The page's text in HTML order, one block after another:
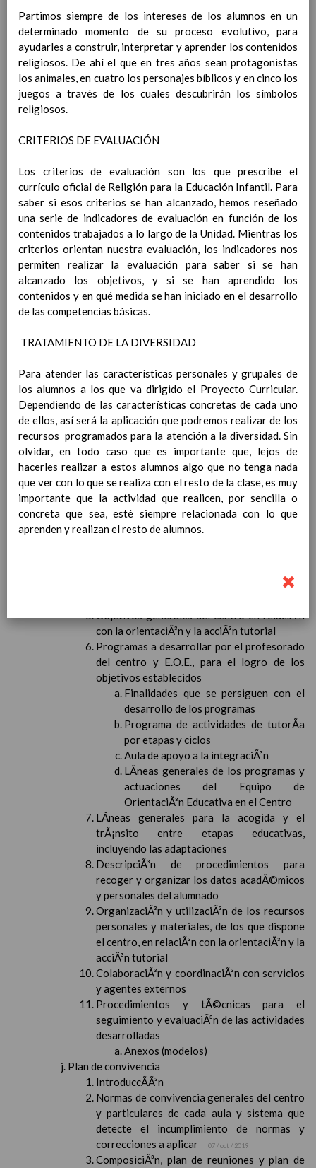
horario individual del profesorado, y la dedicaciÃ³n
de las personas responsables de los Ã³rganos de
coordinaciÃ³n docente, asÃ­ como la asignaciÃ³n de
tutorÃ­as y agrupamientos de alumnado.
Normativa relacionada
Criterios pedagÃ³gicos para la asignaciÃ³n
Plan de atenciÃ³n a la diversidad.
DetecciÃ³n durante el proceso de nueva
DetecciÃ³n durante el proceso de
enseÃ±anza-aprendizaje
Procedimiento general a seguir tras la
detecciÃ³n de indicios de NEAE
El procedimiento de solicitud de evaluaciÃ³n
psicopedagÃ³gica
OrganizaciÃ³n de la respuesta educativa
AtenciÃ³n educativa diferente a la
ordinaria para cada alumno/a NEAE
Medidas de atenciÃ³n al alumnado de
IntroducciÃ³n
Objetivos de PAD
Actuaciones preventivas
Plan de orientaciÃ³n y acciÃ³n tutorial
IntroducciÃ³n
Medidas de acogida e integraciÃ³n para el
alumnado con necesidades educativas
especiales
CoordinaciÃ³n entre los miembros de los eq.
Docentes, tutores/as, asÃ­ como, entre el
profesorado del centro y EOE
coordinaciÃ³n con las familias. TutorÃ­a
Objetivos generales del centro en relaciÃ³n
con la orientaciÃ³n y la acciÃ³n tutorial
Programas a desarrollar por el profesorado
del centro y E.O.E., para el logro de los
objetivos establecidos
Finalidades que se persiguen con el
desarrollo de los programas
Programa de actividades de tutorÃ­a
por etapas y ciclos
Aula de apoyo a la integraciÃ³n
LÃ­neas generales de los programas y
actuaciones del Equipo de
OrientaciÃ³n Educativa en el Centro
LÃ­neas generales para la acogida y el
trÃ¡nsito entre etapas educativas,
incluyendo las adaptaciones
DescripciÃ³n de procedimientos para
recoger y organizar los datos acadÃ©micos
y personales del alumnado
OrganizaciÃ³n y utilizaciÃ³n de los recursos
personales y materiales, de los que dispone
el centro, en relaciÃ³n con la orientaciÃ³n y la
acciÃ³n tutorial
ColaboraciÃ³n y coordinaciÃ³n con servicios
y agentes externos
Procedimientos y tÃ©cnicas para el
seguimiento y evaluaciÃ³n de las actividades
desarrolladas
Anexos (modelos)
Plan de convivencia
IntroduccÃ­Ã³n
Normas de convivencia generales del centro
y particulares de cada aula y sistema que
detecte el incumplimiento de normas y
correcciones a aplicar
07 / oct / 2019
ComposiciÃ³n, plan de reuniones y plan de
Partimos siempre de los intereses de los alumnos en un
determinado momento de su proceso evolutivo, para
ayudarles a construir, interpretar y aprender los contenidos
religiosos. De ahí el que en tres años sean protagonistas
los animales, en cuatro los personajes bíblicos y en cinco los
juegos a través de los cuales descubrirán los símbolos
religiosos.
CRITERIOS DE EVALUACIÓN
Los criterios de evaluación son los que prescribe el
currículo oficial de Religión para la Educación Infantil. Para
saber si esos criterios se han alcanzado, hemos reseñado
una serie de indicadores de evaluación en función de los
contenidos trabajados a lo largo de la Unidad. Mientras los
criterios orientan nuestra evaluación, los indicadores nos
permiten realizar la evaluación para saber si se han
alcanzado los objetivos, y si se han aprendido los
contenidos y en qué medida se han iniciado en el desarrollo
de las competencias básicas.
TRATAMIENTO DE LA DIVERSIDAD
Para atender las características personales y grupales de
los alumnos a los que va dirigido el Proyecto Curricular.
Dependiendo de las características concretas de cada uno
de ellos, así será la aplicación que podremos realizar de los
recursos programados para la atención a la diversidad. Sin
olvidar, en todo caso que es importante que, lejos de
hacerles realizar a estos alumnos algo que no tenga nada
que ver con lo que se realiza con el resto de la clase, es muy
importante que la actividad que realicen, por sencilla o
concreta que sea, esté siempre relacionada con lo que
aprenden y realizan el resto de alumnos.